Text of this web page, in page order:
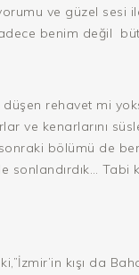
ve güzel sesi
benim değil
düşen rehavet mi
ve kenarlarını
bölümü de
sonlandırdık…
ki,”İzmir’in kışı da